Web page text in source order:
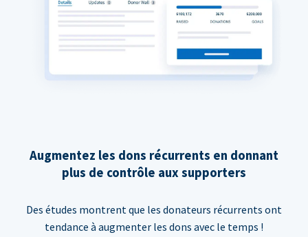
Augmentez les dons récurrents en donnant
plus de contrôle aux supporters
Des études montrent que les donateurs récurrents ont
tendance à augmenter les dons avec le temps !